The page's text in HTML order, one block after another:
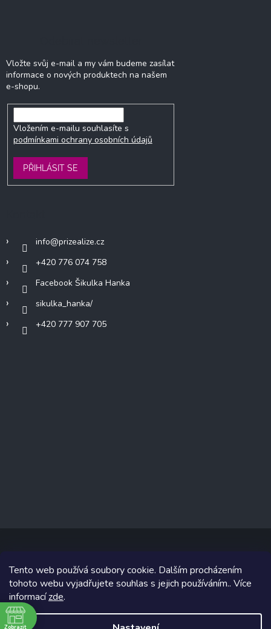
Tento web používá soubory cookie. Dalším procházením
tohoto webu vyjadřujete souhlas s jejich používáním.. Více
informacízde.
Vložte svůj e-mail a my vám budeme zasílat
informace o nových produktech na našem
e-shopu.
Vložením e-mailu souhlasíte s
podmínkami ochrany osobních údajů
PŘIHLÁSIT SE
info@prizealize.cz
+420 776 074 758
Facebook Šikulka Hanka
sikulka_hanka/
+420 777 907 705
Copyright 2026www.prizealize.cz. Všechna práva vyhrazena.
Grafický návrh vytvořil a na Shoptet implementoval
Shoptetak.cz.
Zobrazit